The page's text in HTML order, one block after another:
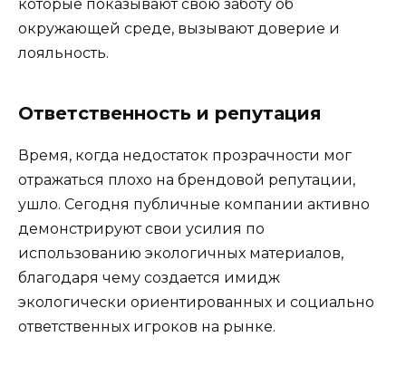
которые показывают свою заботу об
окружающей среде, вызывают доверие и
лояльность.
Ответственность и репутация
Время, когда недостаток прозрачности мог
отражаться плохо на брендовой репутации,
ушло. Сегодня публичные компании активно
демонстрируют свои усилия по
использованию экологичных материалов,
благодаря чему создается имидж
экологически ориентированных и социально
ответственных игроков на рынке.